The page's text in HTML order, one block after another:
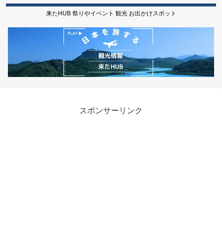
来たHUB 祭りやイベント 観光 お出かけスポット
スポンサーリンク